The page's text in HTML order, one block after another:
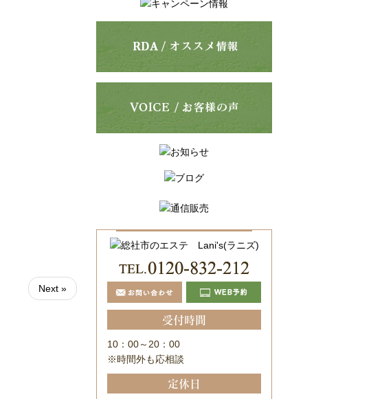
Next »
受付時間
10：00～20：00
※時間外も応相談
定休日